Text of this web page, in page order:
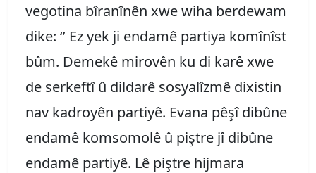
vegotina bîranînên xwe wiha berdewam
dike: ‘’ Ez yek ji endamê partiya komînîst
bûm. Demekê mirovên ku di karê xwe
de serkeftî û dildarê sosyalîzmê dixistin
nav kadroyên partiyê. Evana pêşî dibûne
endamê komsomolê û piştre jî dibûne
endamê partiyê. Lê piştre hijmara